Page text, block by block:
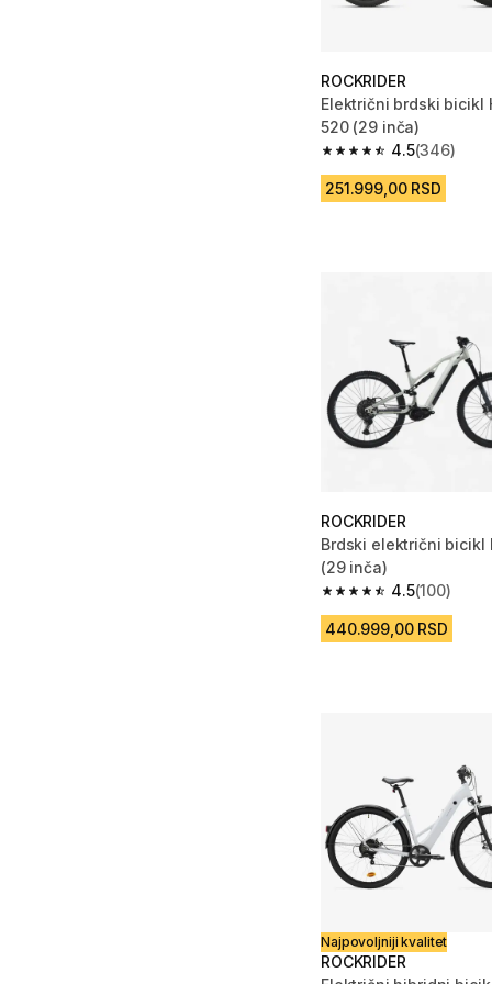
ROCKRIDER
Električni brdski bicikl
520 (29 inča)
4.5
4.5 od 5 zvezdica
(346)
251.999,00 RSD
ROCKRIDER
Brdski električni bicikl
(29 inča)
4.5
4.5 od 5 zvezdica
(100)
440.999,00 RSD
Najpovoljniji kvalitet
ROCKRIDER